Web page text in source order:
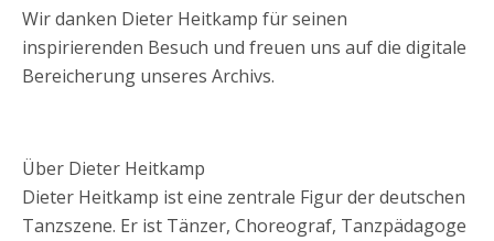
Wir danken Dieter Heitkamp für seinen
inspirierenden Besuch und freuen uns auf die digitale
Bereicherung unseres Archivs.
Über Dieter Heitkamp
Dieter Heitkamp ist eine zentrale Figur der deutschen
Tanzszene. Er ist Tänzer, Choreograf, Tanzpädagoge